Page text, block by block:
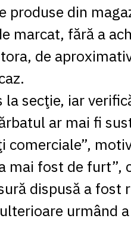
produse din
marcat, fără a
de
secţie, iar
ar mai fi
comerciale”,
mai fost de furt”,
dispusă a fost
urmând